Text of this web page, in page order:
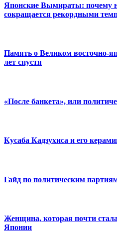
Японские Вымираты: почему
сокращается рекордными
Память о Великом восточно-
лет спустя
«После банкета», или
Кусаба Кадзухиса и его
Гайд по политическим
Женщина, которая почти
Японии